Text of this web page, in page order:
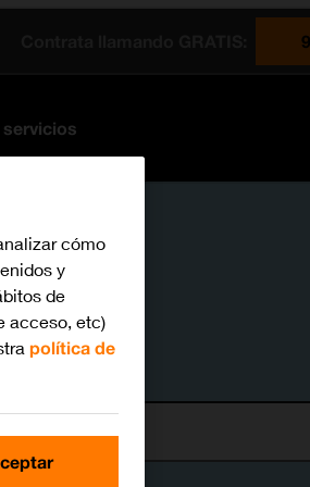
cómo
y
de
acceso, etc)
política de